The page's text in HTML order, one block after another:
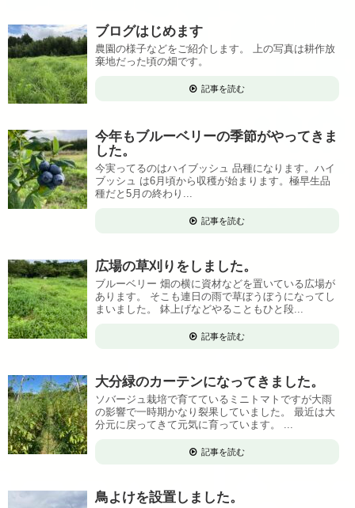
ブログはじめます
農園の様子などをご紹介します。 上の写真は耕作放
棄地だった頃の畑です。
記事を読む
今年もブルーベリーの季節がやってきま
した。
今実ってるのはハイブッシュ 品種になります。ハイ
ブッシュ は6月頃から収穫が始まります。極早生品
種だと5月の終わり...
記事を読む
広場の草刈りをしました。
ブルーベリー 畑の横に資材などを置いている広場が
あります。 そこも連日の雨で草ぼうぼうになってし
まいました。 鉢上げなどやることもひと段...
記事を読む
大分緑のカーテンになってきました。
ソバージュ栽培で育てているミニトマトですが大雨
の影響で一時期かなり裂果していました。 最近は大
分元に戻ってきて元気に育っています。 ...
記事を読む
鳥よけを設置しました。